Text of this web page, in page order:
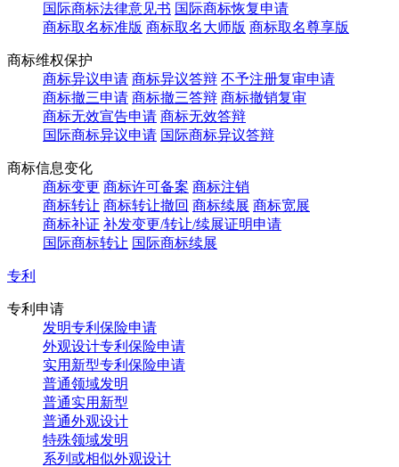
国际商标法律意见书 国际商标恢复申请
商标取名标准版 商标取名大师版 商标取名尊享版
商标维权保护
商标异议申请 商标异议答辩 不予注册复审申请
商标撤三申请 商标撤三答辩 商标撤销复审
商标无效宣告申请 商标无效答辩
国际商标异议申请 国际商标异议答辩
商标信息变化
商标变更 商标许可备案 商标注销
商标转让 商标转让撤回 商标续展 商标宽展
商标补证 补发变更/转让/续展证明申请
国际商标转让 国际商标续展
专利
专利申请
发明专利保险申请
外观设计专利保险申请
实用新型专利保险申请
普通领域发明
普通实用新型
普通外观设计
特殊领域发明
系列或相似外观设计